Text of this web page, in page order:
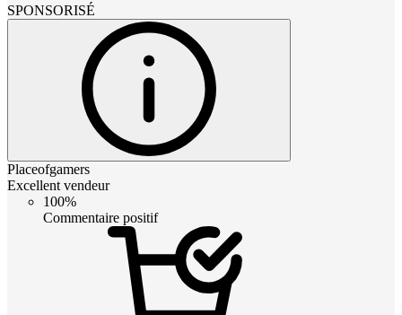
SPONSORISÉ
Placeofgamers
Excellent vendeur
100%
Commentaire positif